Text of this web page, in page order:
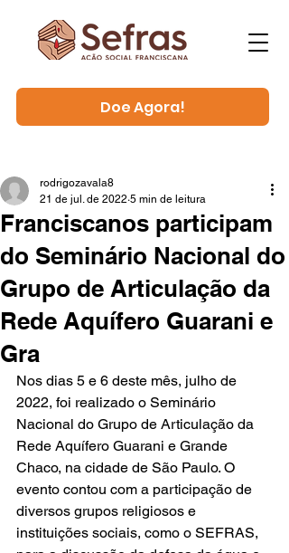
Doe Agora!
Franciscanos participam
do Seminário Nacional do
Grupo de Articulação da
Rede Aquífero Guarani e
Gra
rodrigozavala8
21 de jul. de 2022 5 min de leitura
Nos dias 5 e 6 deste mês, julho de
2022, foi realizado o Seminário
Nacional do Grupo de Articulação da
Rede Aquífero Guarani e Grande
Chaco, na cidade de São Paulo. O
evento contou com a participação de
diversos grupos religiosos e
instituições sociais, como o SEFRAS,